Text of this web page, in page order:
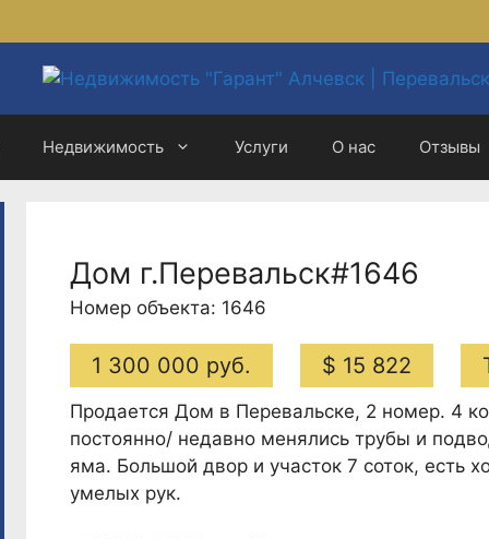
Недвижимость Услуги О нас Отзывы
Дом г.Перевальск#1646
Номер объекта: 1646
1 300 000 руб. $ 15 822
Продается Дом в Перевальске, 2 номер. 4
постоянно/ недавно менялись трубы и
яма. Большой двор и участок 7 соток, есть
умелых рук.